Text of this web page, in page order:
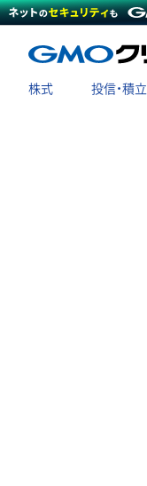
株式 投信・積立